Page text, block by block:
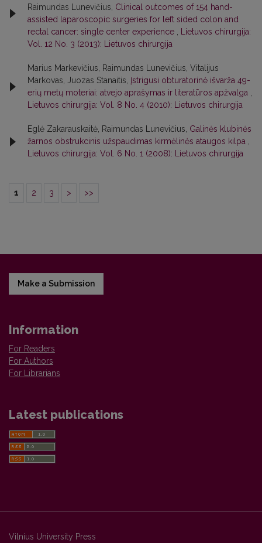
Raimundas Lunevičius, Clinical outcomes of 154 hand-
assisted laparoscopic surgeries for left sided colon and
rectal cancer: single center experience
Lietuvos chirurgija:
Vol. 12 No. 3 (2013): Lietuvos chirurgija
Marius Markevičius, Raimundas Lunevičius, Vitalijus
Markovas, Juozas Stanaitis, Įstrigusi obturatorinė išvarža 49-
erių metų moteriai: atvejo aprašymas ir literatūros apžvalga
Lietuvos chirurgija: Vol. 8 No. 4 (2010): Lietuvos chirurgija
Eglė Zakarauskaitė, Raimundas Lunevičius, Galinės klubinės
žarnos obstrukcinis užspaudimas kirmėlinės ataugos kilpa
Lietuvos chirurgija: Vol. 6 No. 1 (2008): Lietuvos chirurgija
1 2 3 > >>
Make a Submission
Information
For Readers
For Authors
For Librarians
Latest publications
Vilnius University Press